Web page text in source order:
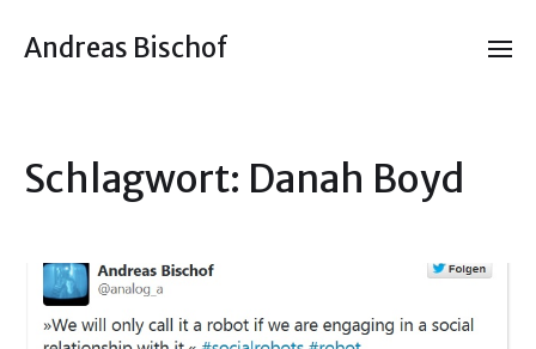
Andreas Bischof
Schlagwort: Danah Boyd